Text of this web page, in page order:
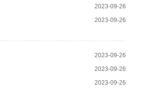
2023-09-26
2023-09-26
2023-09-26
2023-09-26
2023-09-26